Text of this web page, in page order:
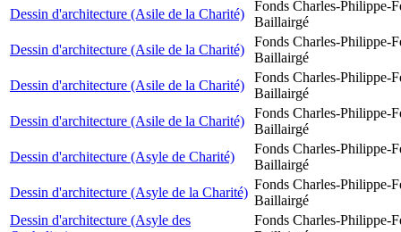
Dessin d'architecture (Asile de la Charité)
Fonds Charles-Philippe-
Baillairgé
Dessin d'architecture (Asile de la Charité)
Fonds Charles-Philippe-
Baillairgé
Dessin d'architecture (Asile de la Charité)
Fonds Charles-Philippe-
Baillairgé
Dessin d'architecture (Asile de la Charité)
Fonds Charles-Philippe-
Baillairgé
Dessin d'architecture (Asyle de Charité)
Fonds Charles-Philippe-
Baillairgé
Dessin d'architecture (Asyle de la Charité)
Fonds Charles-Philippe-
Baillairgé
Dessin d'architecture (Asyle des
Fonds Charles-Philippe-